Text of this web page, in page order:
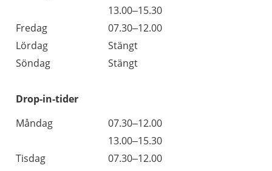
13.00–15.30
Fredag
07.30–12.00
Lördag
Stängt
Söndag
Stängt
Drop-in-tider
Måndag
07.30–12.00
13.00–15.30
Tisdag
07.30–12.00